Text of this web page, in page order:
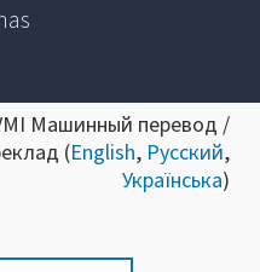
Машинный перевод /
(English, Русский,
Українська)